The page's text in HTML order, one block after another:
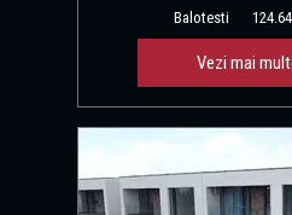
Balotesti
Vezi mai